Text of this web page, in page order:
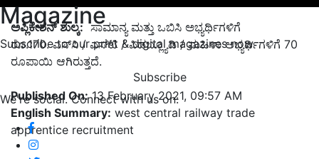
Magazine
Subscribe to our print & digital magazines now
Subscribe
We're social. Connect with us on:
ಅಪ್ಲಿಕೇಶನ್‌ ಶುಲ್ಕ: ಸಾಮಾನ್ಯ ಮತ್ತು ಒಬಿಸಿ ಅಭ್ಯರ್ಥಿಗಳಿಗೆ
ರೂ.170. ಎಸ್‌ಸಿ / ಎಸ್‌ಟಿ / ಪಿಡಬ್ಲ್ಯೂಡಿ / ಮಹಿಳಾ ಅಭ್ಯರ್ಥಿಗಳಿಗೆ 70
ರೂಪಾಯಿ ಆಗಿರುತ್ತದೆ.
Published On:13 February 2021, 09:57 AM
English Summary: west central railway trade
apprentice recruitment